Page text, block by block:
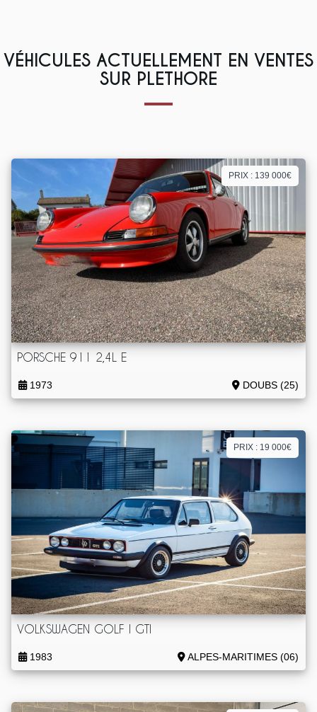
VÉHICULES ACTUELLEMENT EN VENTES
SUR PLETHORE
PRIX : 139 000€
PORSCHE 911 2,4L E
1973 DOUBS (25)
PRIX : 19 000€
VOLKSWAGEN GOLF I GTI
1983 ALPES-MARITIMES (06)